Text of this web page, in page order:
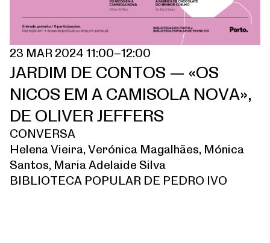
23 MAR 2024 11:00–12:00
JARDIM DE CONTOS — «OS
NICOS EM A CAMISOLA NOVA»,
DE OLIVER JEFFERS
CONVERSA
Helena Vieira, Verónica Magalhães, Mónica
Santos, Maria Adelaide Silva
BIBLIOTECA POPULAR DE PEDRO IVO